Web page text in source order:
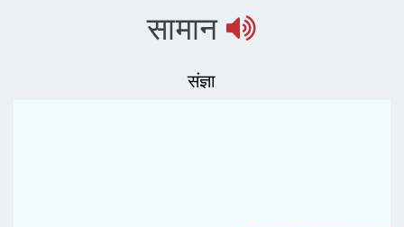
सामान
संज्ञा